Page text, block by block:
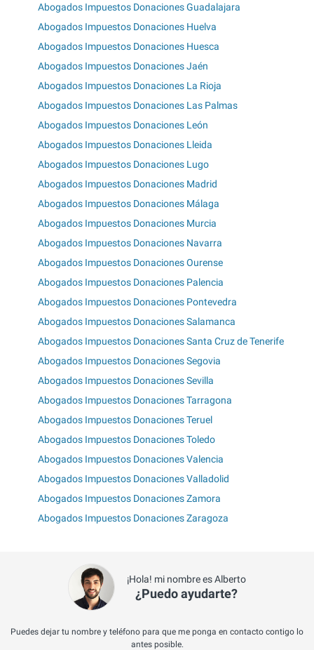
Abogados Impuestos Donaciones Guadalajara
Abogados Impuestos Donaciones Huelva
Abogados Impuestos Donaciones Huesca
Abogados Impuestos Donaciones Jaén
Abogados Impuestos Donaciones La Rioja
Abogados Impuestos Donaciones Las Palmas
Abogados Impuestos Donaciones León
Abogados Impuestos Donaciones Lleida
Abogados Impuestos Donaciones Lugo
Abogados Impuestos Donaciones Madrid
Abogados Impuestos Donaciones Málaga
Abogados Impuestos Donaciones Murcia
Abogados Impuestos Donaciones Navarra
Abogados Impuestos Donaciones Ourense
Abogados Impuestos Donaciones Palencia
Abogados Impuestos Donaciones Pontevedra
Abogados Impuestos Donaciones Salamanca
Abogados Impuestos Donaciones Santa Cruz de Tenerife
Abogados Impuestos Donaciones Segovia
Abogados Impuestos Donaciones Sevilla
Abogados Impuestos Donaciones Tarragona
Abogados Impuestos Donaciones Teruel
Abogados Impuestos Donaciones Toledo
Abogados Impuestos Donaciones Valencia
Abogados Impuestos Donaciones Valladolid
Abogados Impuestos Donaciones Zamora
Abogados Impuestos Donaciones Zaragoza
¡Hola! mi nombre es Alberto
¿Puedo ayudarte?
Puedes dejar tu nombre y teléfono para que me ponga en contacto contigo lo
antes posible.